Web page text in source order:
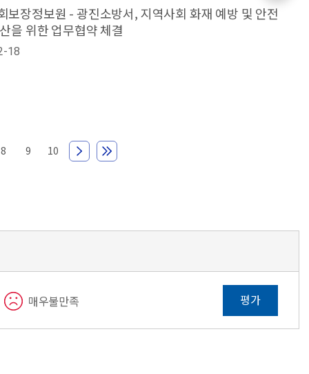
보장정보원 - 광진소방서, 지역사회 화재 예방 및 안전
을 위한 업무협약 체결
18
8 9 10
매우불만족 평가